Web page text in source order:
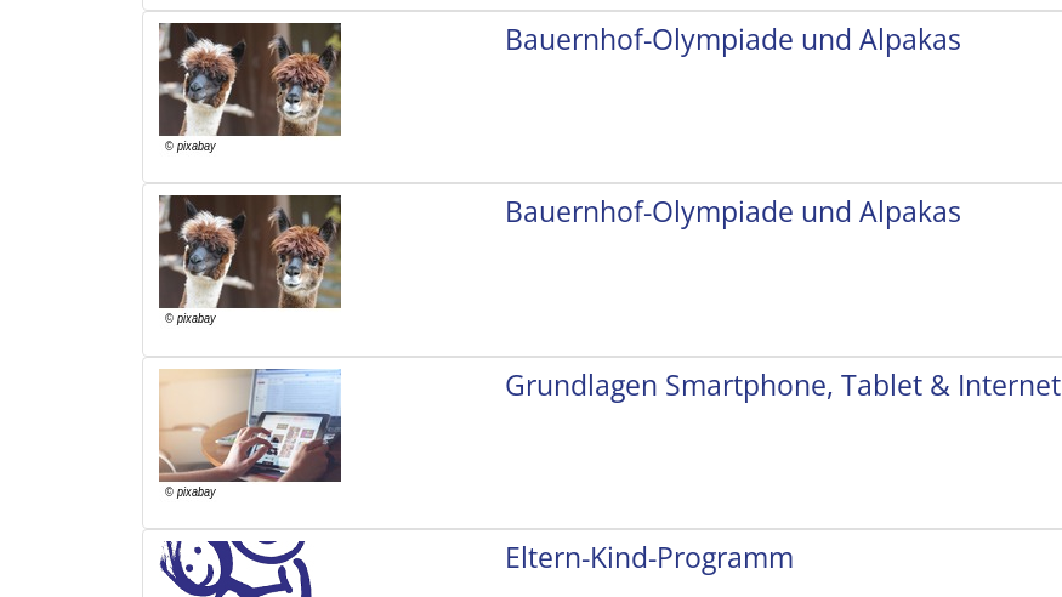
Bauernhof-Olympiade und Alpakas
Bauernhof-Olympiade und Alpakas
Grundlagen Smartphone, Tablet & Internet
Eltern-Kind-Programm